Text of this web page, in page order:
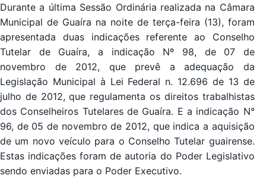
Durante a última Sessão Ordinária realizada na Câmara
Municipal de Guaíra na noite de terça-feira (13), foram
apresentada duas indicações referente ao Conselho
Tutelar de Guaíra, a indicação Nº 98, de 07 de
novembro de 2012, que prevê a adequação da
Legislação Municipal à Lei Federal n. 12.696 de 13 de
julho de 2012, que regulamenta os direitos trabalhistas
dos Conselheiros Tutelares de Guaíra. E a indicação N°
96, de 05 de novembro de 2012, que indica a aquisição
de um novo veículo para o Conselho Tutelar guairense.
Estas indicações foram de autoria do Poder Legislativo
sendo enviadas para o Poder Executivo.